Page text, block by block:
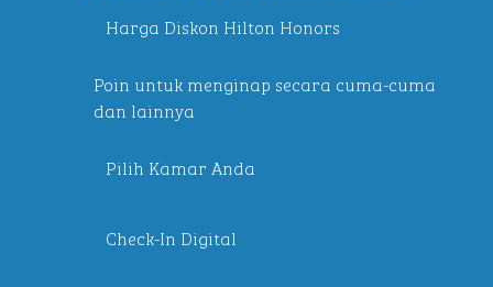
Harga Diskon Hilton Honors
Poin untuk menginap secara cuma-cuma
dan lainnya
Pilih Kamar Anda
Check-In Digital